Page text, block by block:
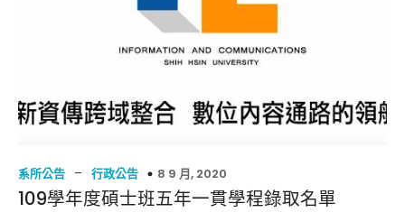
系所公告 – 行政公告 8 9 月, 2020
109學年度碩士班五年一貫學程錄取名單